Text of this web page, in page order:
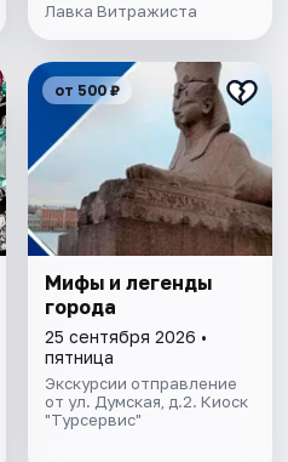
Лавка Витражиста
от 500 ₽
Мифы и легенды
города
25 сентября 2026 •
пятница
Экскурсии отправление
от ул. Думская, д.2. Киоск
"Турсервис"